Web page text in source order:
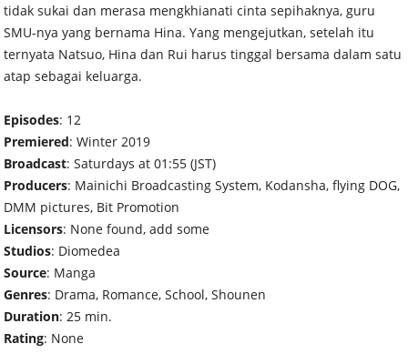
tidak sukai dan merasa mengkhianati cinta sepihaknya, guru
SMU-nya yang bernama Hina. Yang mengejutkan, setelah itu
ternyata Natsuo, Hina dan Rui harus tinggal bersama dalam satu
atap sebagai keluarga.
Episodes: 12
Premiered: Winter 2019
Broadcast: Saturdays at 01:55 (JST)
Producers: Mainichi Broadcasting System, Kodansha, flying DOG,
DMM pictures, Bit Promotion
Licensors: None found, add some
Studios: Diomedea
Source: Manga
Genres: Drama, Romance, School, Shounen
Duration: 25 min.
Rating: None